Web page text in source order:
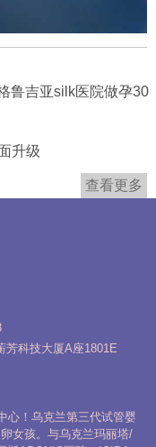
鲁吉亚silk医院做孕30
升级
查看更多
芳科技大厦A座1801E
心！乌克兰第三代试管婴
女孩。与乌克兰玛丽塔/